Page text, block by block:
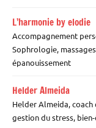
L’harmonie by elodie
Accompagnement
Sophrologie,
épanouissement
Helder Almeida
Helder Almeida, coach
gestion du stress,